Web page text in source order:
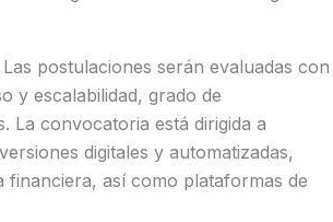
postulaciones serán evaluadas con
y escalabilidad, grado de
La convocatoria está dirigida a
digitales y automatizadas,
así como plataformas de